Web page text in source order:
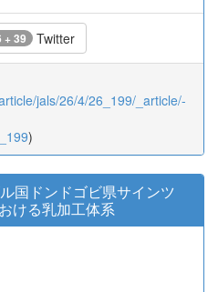
+ 39 Twitter
jals/26/4/26_199/_article/-
)
国ドンドゴビ県サインツ
ける乳加工体系